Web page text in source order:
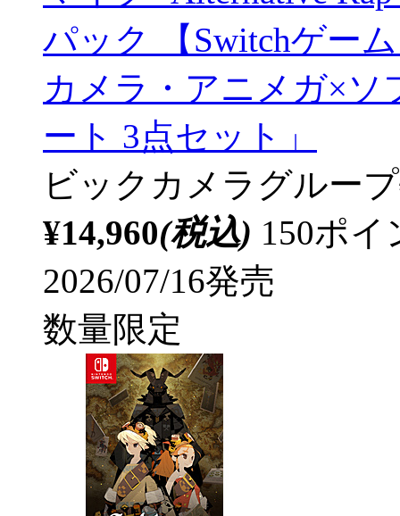
パック 【Switchゲー
カメラ・アニメガ×
ート 3点セット」
ビックカメラグルー
¥14,960(税込) 150ポ
2026/07/16発売
数量限定